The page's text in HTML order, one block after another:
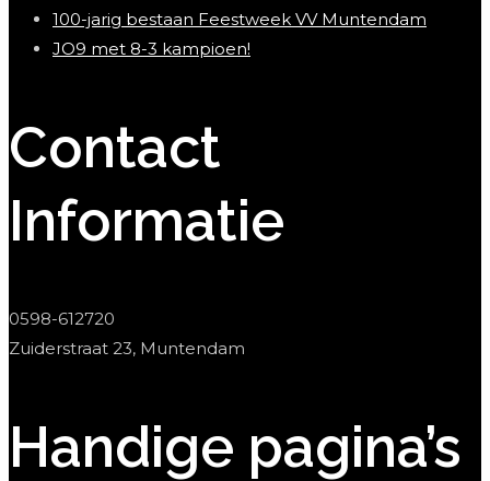
100-jarig bestaan Feestweek VV Muntendam
JO9 met 8-3 kampioen!
Contact
Informatie
0598-612720
Zuiderstraat 23, Muntendam
Handige pagina’s